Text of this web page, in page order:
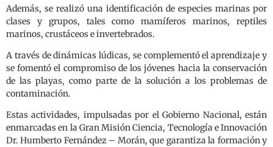
Además, se realizó una identificación de especies marinas por
clases y grupos, tales como mamíferos marinos, reptiles
marinos, crustáceos e invertebrados.
A través de dinámicas lúdicas, se complementó el aprendizaje y
se fomentó el compromiso de los jóvenes hacia la conservación
de las playas, como parte de la solución a los problemas de
contaminación.
Estas actividades, impulsadas por el Gobierno Nacional, están
enmarcadas en la Gran Misión Ciencia, Tecnología e Innovación
Dr. Humberto Fernández – Morán, que garantiza la formación y